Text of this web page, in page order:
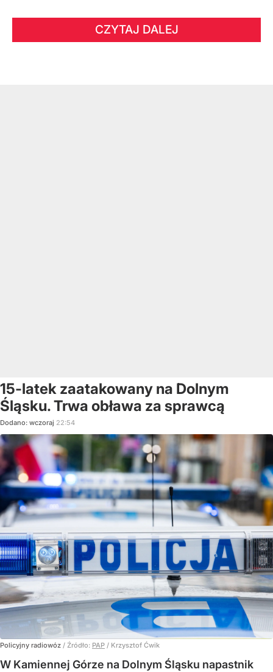
CZYTAJ DALEJ
15-latek zaatakowany na Dolnym
Śląsku. Trwa obława za sprawcą
Dodano: wczoraj 22:54
Policyjny radiowóz / Źródło: PAP / Krzysztof Ćwik
W Kamiennej Górze na Dolnym Śląsku napastnik